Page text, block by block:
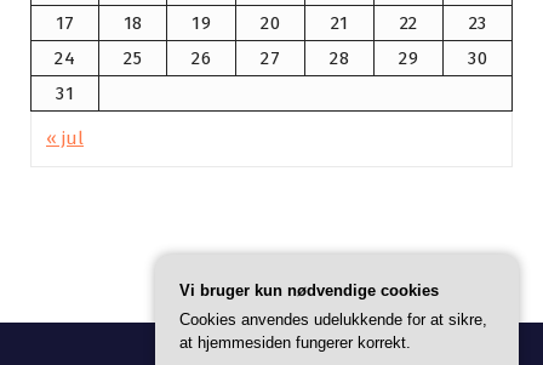
17
18 19 20 21 22
23
24
25 26 27 28 29
30
31
« jul
Vi bruger kun nødvendige cookies
Cookies anvendes udelukkende for at sikre,
at hjemmesiden fungerer korrekt.